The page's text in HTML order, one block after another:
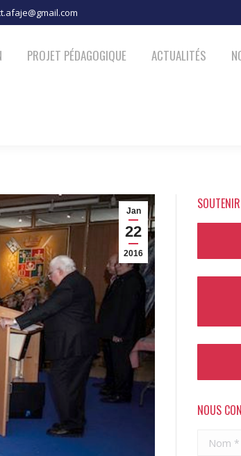
PROJET PÉDAGOGIQUE ACTUALITÉS
Jan
22
2016
NOUS
Nom *
NOUS SOUTENIR MÉDIAS